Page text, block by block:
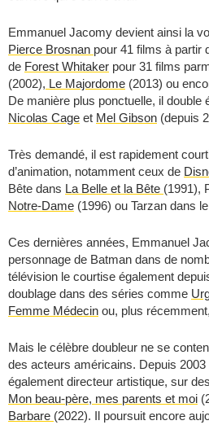
Emmanuel Jacomy devient ainsi la
Pierce Brosnan pour 41 films à partir
de Forest Whitaker pour 31 films
(2002), Le Majordome (2013) ou
De manière plus ponctuelle, il double
Nicolas Cage et Mel Gibson (depuis
Très demandé, il est rapidement
d’animation, notamment ceux de
Bête dans La Belle et la Bête (1991),
Notre-Dame (1996) ou Tarzan dans le
Ces dernières années, Emmanuel
personnage de Batman dans de
télévision le courtise également
doublage dans des séries comme
Femme Médecin ou, plus récemment,
Mais le célèbre doubleur ne se
des acteurs américains. Depuis 2003
également directeur artistique, sur
Mon beau-père, mes parents et moi
Barbare (2022). Il poursuit encore